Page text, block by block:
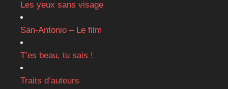
Les yeux sans visage
San-Antonio – Le film
T’es beau, tu sais !
Traits d’auteurs